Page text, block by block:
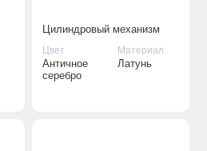
Цилиндровый механизм
Extreza AS-60 ключ-ключ
25x10x25 (30/30) античное
серебро F45
Цвет
Античное
серебро
Материал
Латунь